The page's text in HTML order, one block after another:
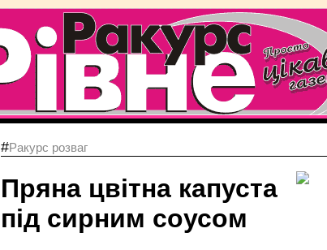
#Ракурс розваг
Пряна цвітна капуста
під сирним соусом